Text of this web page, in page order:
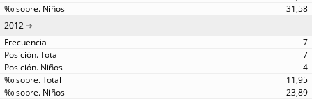
31,58
2012
7
7
4
11,95
23,89